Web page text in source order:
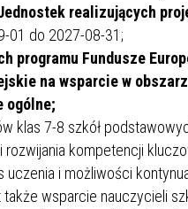
realizujących
01 do 2027-08-31;
programu Fundusze
na wsparcie w
ogólne;
klas 7-8 szkół
kompetencji
uczenia i możliwości
wsparcie nauczycieli